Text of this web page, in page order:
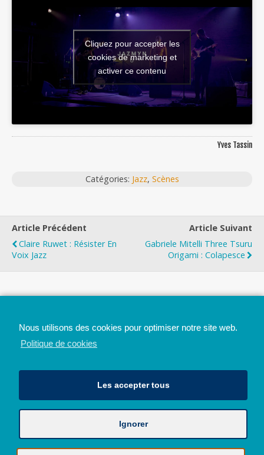
Cliquez pour accepter les
cookies de marketing et
activer ce contenu
Yves Tassin
Catégories: Jazz, Scènes
Article Précédent
Claire Ruwet : Résister En
Voix Jazz
Article Suivant
Gabriele Mitelli Three Tsuru
Origami : Colapesce
Avec le soutien de la Province de Liège
© 2026 - Tous droits réservés - JazzMania
Nous utilisons des cookies pour optimiser notre site web.
Politique de cookies
Les accepter tous
Ignorer